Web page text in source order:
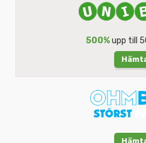
500%upp till